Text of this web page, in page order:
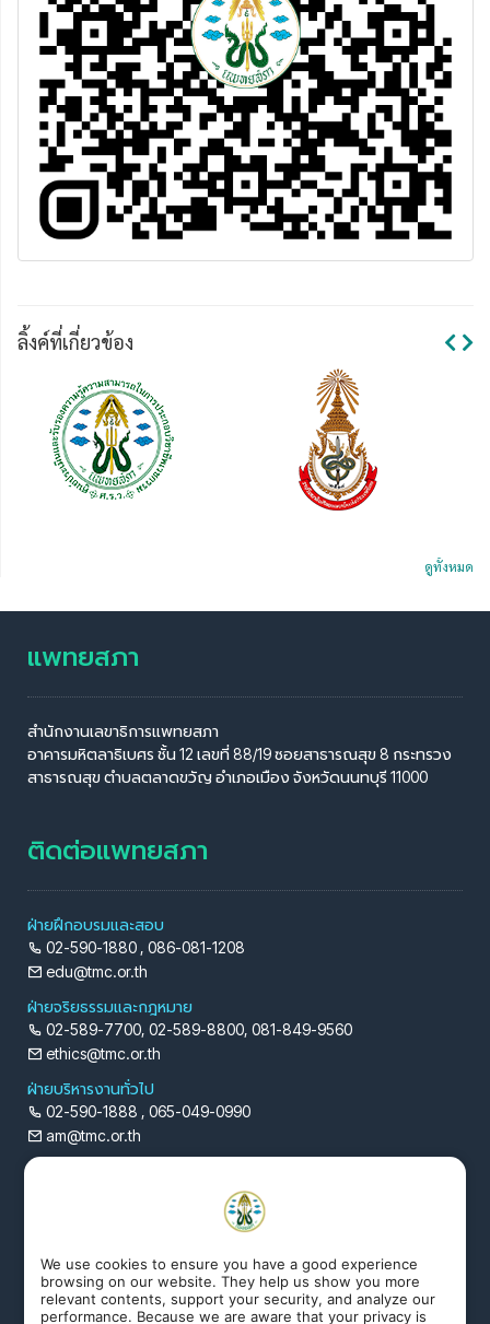
ลิ้งค์ที่เกี่ยวข้อง
ดูทั้งหมด
แพทยสภา
สำนักงานเลขาธิการแพทยสภา
อาคารมหิตลาธิเบศร ชั้น 12 เลขที่ 88/19 ซอยสาธารณสุข 8 กระทรวง
สาธารณสุข ตำบลตลาดขวัญ อำเภอเมือง จังหวัดนนทบุรี 11000
ติดต่อแพทยสภา
ฝ่ายฝึกอบรมและสอบ
02-590-1880 , 086-081-1208
edu@tmc.or.th
ฝ่ายจริยธรรมและกฎหมาย
02-589-7700, 02-589-8800, 081-849-9560
ethics@tmc.or.th
ฝ่ายบริหารงานทั่วไป
02-590-1888 , 065-049-0990
am@tmc.or.th
02-590-1887 , 099-498-4509
02-590-1884 , 092-493-6242 , 065-449-6795
rg@tmc.or.th
We use cookies to ensure you have a good experience
browsing on our website. They help us show you more
relevant contents, support your security, and analyze our
performance. Because we are aware that your privacy is